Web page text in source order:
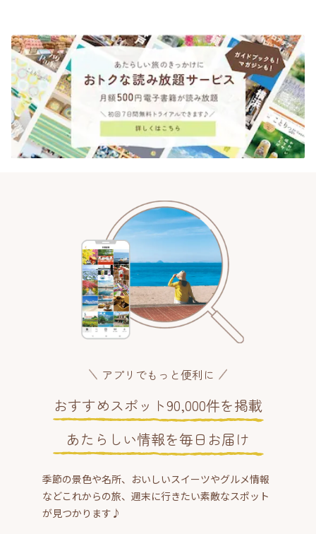
アプリでもっと便利に
おすすめスポット90,000件を掲載
あたらしい情報を毎日お届け
季節の景色や名所、おいしいスイーツやグルメ情報
などこれからの旅、週末に行きたい素敵なスポット
が見つかります♪